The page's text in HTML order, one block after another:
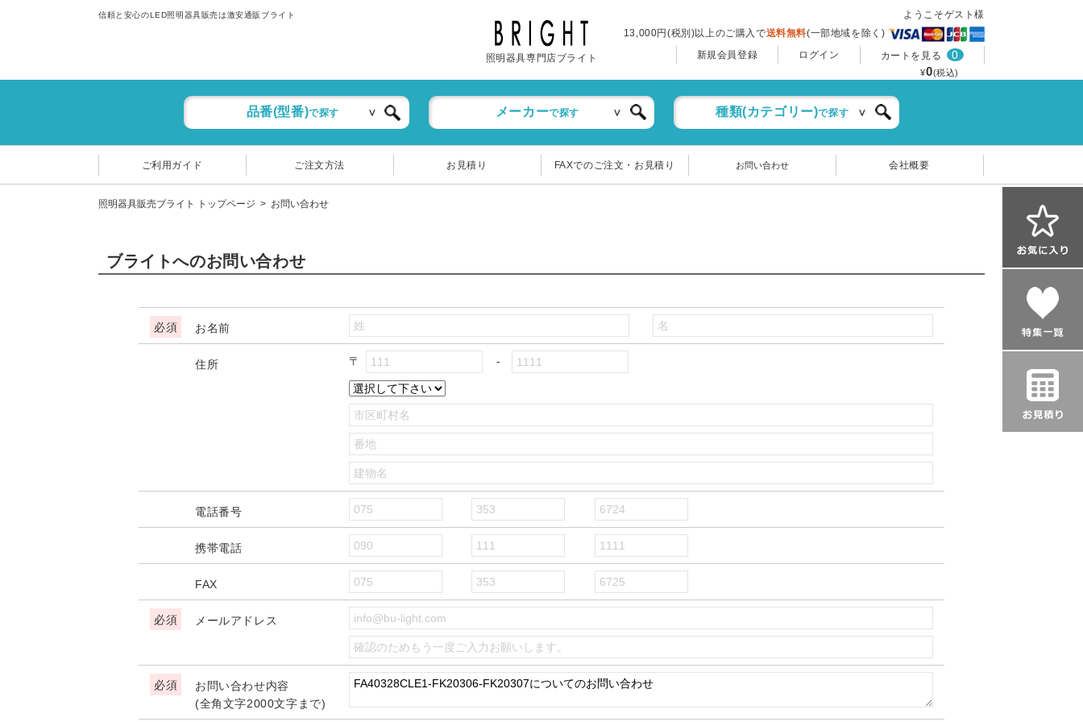
信頼と安心のLED照明器具販売は激安通販ブライト
照明器具専門店ブライト
ようこそゲスト様
13,000円(税別)以上のご購入で送料無料(一部地域を除く)
新規会員登録
ログイン カートを見る 0
¥0(税込)
品番(型番)で探す メーカーで探す 種類(カテゴリー)で探す
ご利用ガイド ご注文方法 お見積り FAXでのご注文・お見積り お問い合わせ 会社概要
照明器具販売ブライト トップページ お問い合わせ
ブライトへのお問い合わせ
お名前
住所 〒
電話番号
携帯電話
FAX
メールアドレス
お問い合わせ内容
(全角文字2000文字まで)